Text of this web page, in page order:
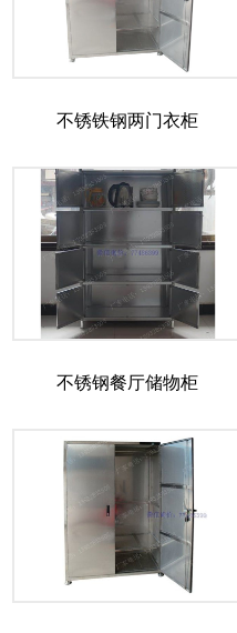
不锈铁钢两门衣柜
不锈钢餐厅储物柜